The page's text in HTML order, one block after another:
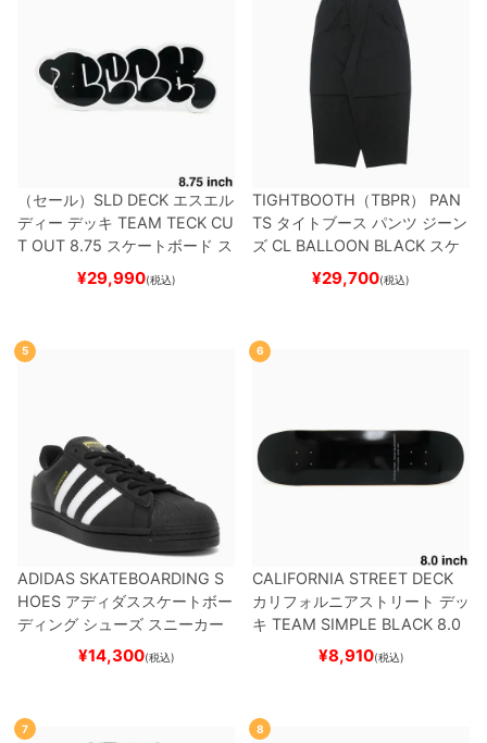
（セール） SLD DECK エスエル
ディー デッキ TEAM TECK CU
T OUT 8.75 スケートボード ス
¥29,990(税込)
TIGHTBOOTH（TBPR） PAN
TS タイトブース パンツ ジーン
ズ CL BALLOON BLACK スケ
ートボード スケボー
¥29,700(税込)
5
ADIDAS SKATEBOARDING S
HOES アディダススケートボー
ディング シューズ スニーカー
スーパースターSUPERSTAR A
BLACK/WHITE/WHITE
ー
¥14,300(税込)
6
CALIFORNIA STREET DECK
カリフォルニアストリート デッ
キ TEAM SIMPLE BLACK 8.0
ブランク（BBS / GENERATO
スケートボード スケボー
¥8,910(税込)
7 8